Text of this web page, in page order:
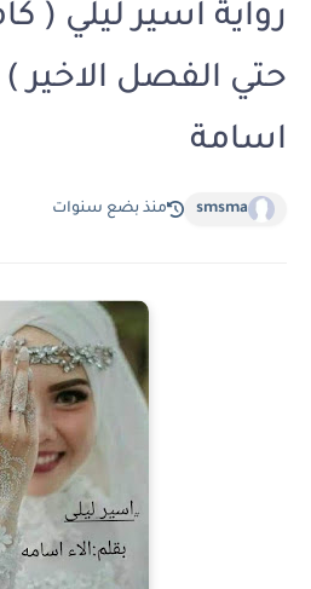
رواية اسير ليلي (
حتي الفصل الاخير )
اسامة
smsma منذ بضع سنوات